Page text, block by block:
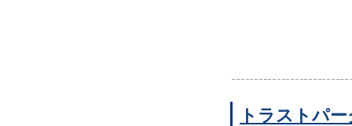
トラストパ